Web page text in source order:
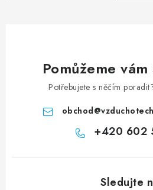
Pomůžeme
Potřebujete s něčím
obchod@
+420 602